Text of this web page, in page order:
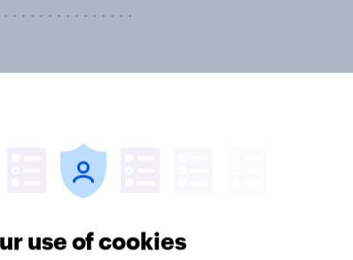
. . . . . . . . . . . . . .
which ruled
cell phone,
. . . . . . . . . . . . . .
. . . . . . . . . . . . .
. . . . . . . . . . . . . . .
use of cookies